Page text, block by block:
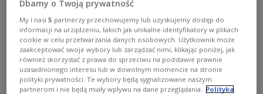
Dbamy o Twoją prywatność
My i nasi5 partnerzy przechowujemy lub uzyskujemy dostęp do
informacji na urządzeniu, takich jak unikalne identyfikatory w plikach
cookie w celu przetwarzania danych osobowych. Użytkownik może
zaakceptować swoje wybory lub zarządzać nimi, klikając poniżej, jak
również skorzystać z prawa do sprzeciwu na podstawie prawnie
uzasadnionego interesu lub w dowolnym momencie na stronie
polityki prywatności. Te wybory będą sygnalizowane naszym
partnerom i nie będą miały wpływu na dane przeglądania.
Polityka